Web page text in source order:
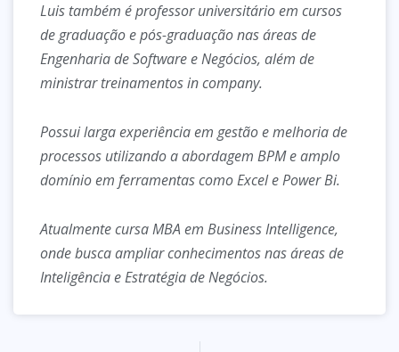
Luis também é professor universitário em cursos
de graduação e pós-graduação nas áreas de
Engenharia de Software e Negócios, além de
ministrar treinamentos in company.
Possui larga experiência em gestão e melhoria de
processos utilizando a abordagem BPM e amplo
domínio em ferramentas como Excel e Power Bi.
Atualmente cursa MBA em Business Intelligence,
onde busca ampliar conhecimentos nas áreas de
Inteligência e Estratégia de Negócios.